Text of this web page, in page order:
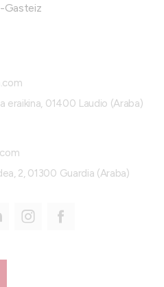
Gasteiz
eraikina, 01400 Laudio (Araba)
2, 01300 Guardia (Araba)